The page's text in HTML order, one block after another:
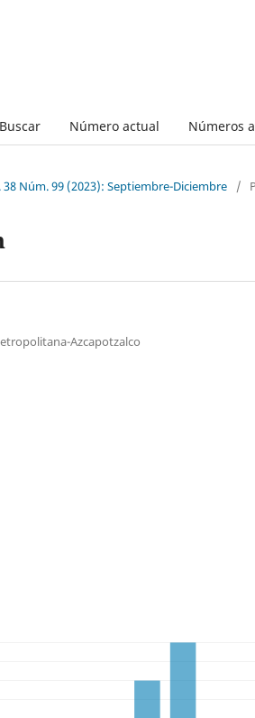
Buscar Número actual Números
38 Núm. 99 (2023): Septiembre-Diciembre /
Azcapotzalco